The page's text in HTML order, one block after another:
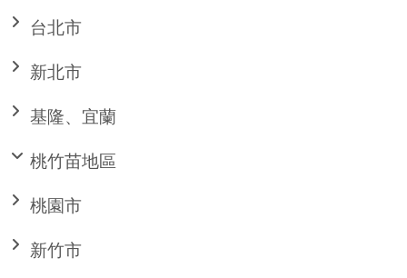
台北市
新北市
基隆、宜蘭
桃竹苗地區
桃園市
新竹市